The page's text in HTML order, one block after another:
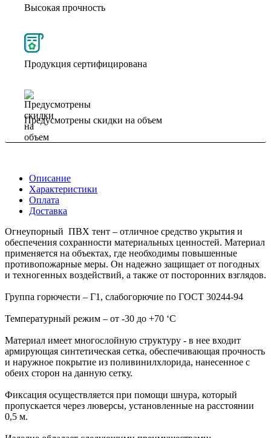
Высокая прочность
Продукция сертифицирована
Предусмотрены скидки на объем
Описание
Характеристики
Оплата
Доставка
Огнеупорный ПВХ тент – отличное средство укрытия и
обеспечения сохранности материальных ценностей. Материал
применяется на объектах, где необходимы повышенные
противопожарные меры. Он надежно защищает от погодных
и техногенных воздействий, а также от посторонних взглядов.
Группа горючести – Г1, слабогорючие по ГОСТ 30244-94
Температурный режим – от -30 до +70 ‘C
Материал имеет многослойную структуру - в нее входит
армирующая синтетическая сетка, обеспечивающая прочность
и наружное покрытие из поливинилхлорида, нанесенное с
обеих сторон на данную сетку.
Фиксация осуществляется при помощи шнура, который
пропускается через люверсы, установленные на расстоянии
0,5 м.